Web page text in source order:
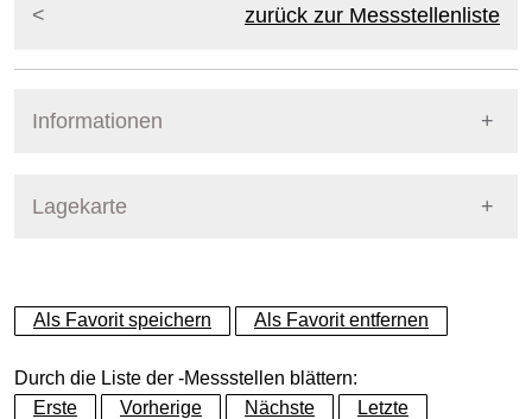
zurück zur Messstellenliste
Informationen
Lagekarte
+
−
Als Favorit speichern Als Favorit entfernen
Durch die Liste der -Messstellen blättern:
Erste
Vorherige Nächste Letzte